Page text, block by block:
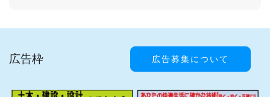
広告枠 広告募集について